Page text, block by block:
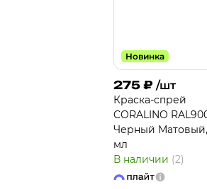
Новинка
275 ₽ /шт
Краска-спрей
CORALINO
Черный
мл
В наличии (2)